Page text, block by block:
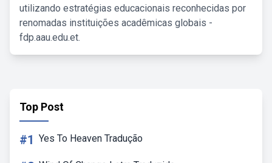
utilizando estratégias educacionais reconhecidas por
renomadas instituições acadêmicas globais -
fdp.aau.edu.et.
Top Post
#1 Yes To Heaven Tradução